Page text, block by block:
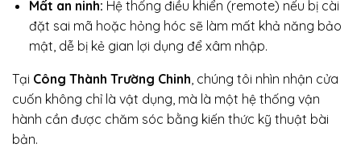
Mất an ninh: Hệ thống điều khiển (remote) nếu bị cài
đặt sai mã hoặc hỏng hóc sẽ làm mất khả năng bảo
mật, dễ bị kẻ gian lợi dụng để xâm nhập.
Tại Công Thành Trường Chinh , chúng tôi nhìn nhận cửa
cuốn không chỉ là vật dụng, mà là một hệ thống vận
hành cần được chăm sóc bằng kiến thức kỹ thuật bài
bản.